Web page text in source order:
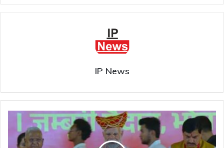
IP News
पीएम